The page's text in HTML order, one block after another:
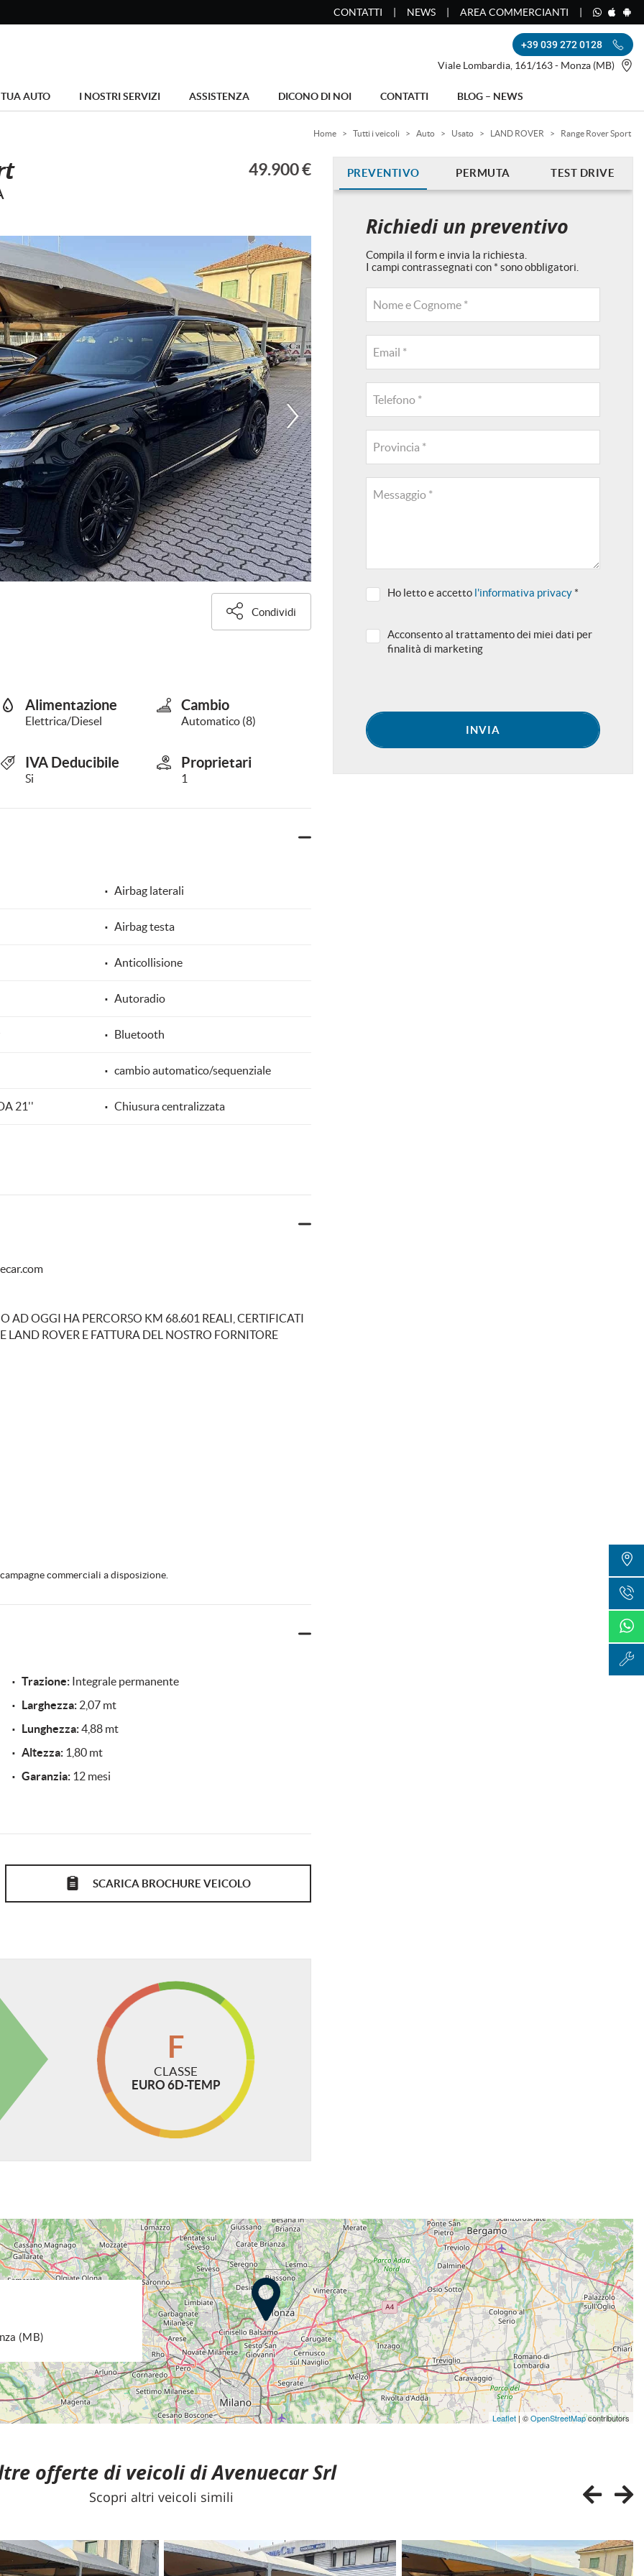
CONTATTI NEWS AREA COMMERCIANTI
+39 039 272 0128
Viale Lombardia, 161/163 - Monza (MB)
AUTO I NOSTRI SERVIZI ASSISTENZA DICONO DI NOI CONTATTI BLOG – NEWS
Home > Tutti i veicoli > Auto > Usato > LAND ROVER > Range Rover Sport
49.900 €
Condividi
Alimentazione
Elettrica/Diesel
Cambio
Automatico (8)
IVA Deducibile
Si
Proprietari
1
Airbag laterali
Airbag testa
Anticollisione
Autoradio
Bluetooth
cambio automatico/sequenziale
21'' Chiusura centralizzata
Isofix
Sound system
elettricamente Specchietto retrovisore con funzione antiabbagliamento
Tetto apribile
AD OGGI HA PERCORSO KM 68.601 REALI, CERTIFICATI
ROVER E FATTURA DEL NOSTRO FORNITORE
PER LA PREPARAZIONE E MESSA IN STRADA
A 5 ANNI
PLAY!
cura per garantire la precisione e la correttezza dei
essa non ha alcun valore in sede contrattuale
commerciali a disposizione.
Trazione: Integrale permanente
Larghezza: 2,07 mt
Lunghezza:4,88 mt
Altezza: 1,80 mt
Garanzia: 12 mesi
SCARICA BROCHURE VEICOLO
F
CLASSE
EURO 6D-TEMP
PREVENTIVO PERMUTA TEST DRIVE
Richiedi un preventivo
Compila il form e invia la richiesta.
I campi contrassegnati con * sono obbligatori.
Nome e Cognome *
Email *
Telefono *
Provincia *
Messaggio *
Ho letto e accetto l'informativa privacy *
Acconsento al trattamento dei miei dati per
finalità di marketing
INVIA
(MB)
Leaflet | ©OpenStreetMapcontributors
offerte di veicoli di Avenuecar Srl
Scopri altri veicoli simili